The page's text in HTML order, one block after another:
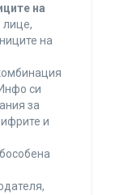
на
лице,
на
си
за
и